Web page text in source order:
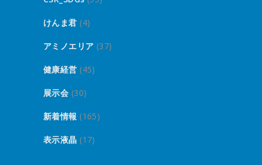
けんま君 (4)
アミノエリア (37)
健康経営 (45)
展示会 (30)
新着情報 (165)
表示液晶 (17)